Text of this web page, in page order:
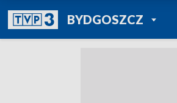
BYDGOSZCZPOWRÓT DO
TVP REGIONY